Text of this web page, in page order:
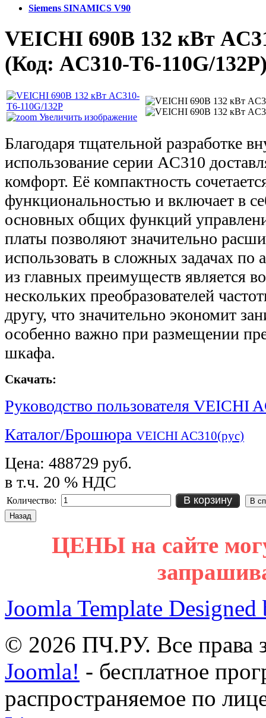
Siemens SINAMICS V90
VEICHI 690В 132 кВт
(Код: AC310-T6-110G/132P
Увеличить изображение
Благодаря тщательной разработке
использование серии AC310
комфорт. Её компактность
функциональностью и включает в
основных общих функций
платы позволяют значительно
использовать в сложных задачах по
из главных преимуществ является
нескольких преобразователей
другу, что значительно экономит
особенно важно при размещении
шкафа.
Скачать:
Руководство пользователя VEICHI
Каталог/Брошюра VEICHI AC310(рус)
Цена: 488729 руб.
в т.ч. 20 % НДС
Количество: В корзину
ЦЕНЫ на сайте
Joomla Template Designed
© 2026 ПЧ.РУ. Все права
Joomla! - бесплатное
распространяемое по